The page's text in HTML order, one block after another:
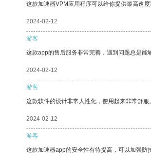
这款加速器VPM应用程序可以给你提供最高速
2024-02-12
游客
这款app的售后服务非常完善，遇到问题总是能
2024-02-12
游客
这款软件的设计非常人性化，使用起来非常舒服。
2024-02-12
游客
这款加速器app的安全性有待提高，可以加强防